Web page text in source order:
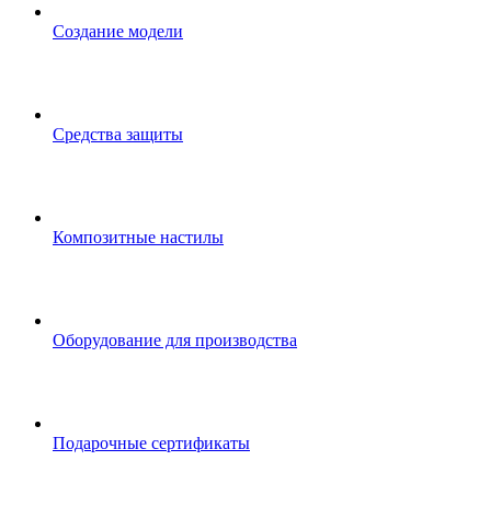
Создание модели
Средства защиты
Композитные настилы
Оборудование для производства
Подарочные сертификаты